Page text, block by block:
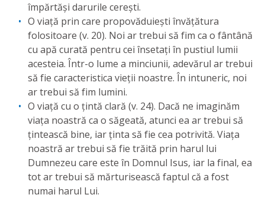
împărtăși darurile cerești.
O viață prin care propovăduiești învățătura
folositoare (v. 20). Noi ar trebui să fim ca o fântână
cu apă curată pentru cei însetați în pustiul lumii
acesteia. Într-o lume a minciunii, adevărul ar trebui
să fie caracteristica vieții noastre. În intuneric, noi
ar trebui să fim lumini.
O viață cu o țintă clară (v. 24). Dacă ne imaginăm
viața noastră ca o săgeată, atunci ea ar trebui să
țintească bine, iar ținta să fie cea potrivită. Viața
noastră ar trebui să fie trăită prin harul lui
Dumnezeu care este în Domnul Isus, iar la final, ea
tot ar trebui să mărturisească faptul că a fost
numai harul Lui.